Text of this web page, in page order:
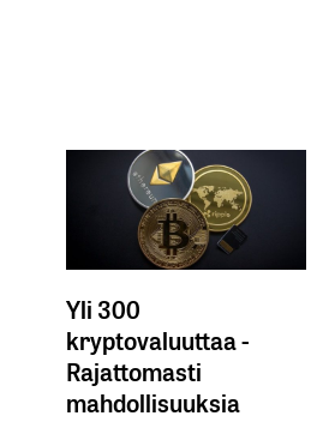
Yli 300
kryptovaluuttaa -
Rajattomasti
mahdollisuuksia